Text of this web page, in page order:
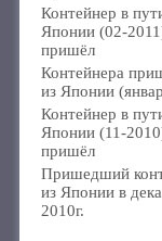
Контейнер в
Японии (02-
пришёл
Контейнера
из Японии
Контейнер в
Японии (11-
пришёл
Пришедший
из Японии в
2010г.